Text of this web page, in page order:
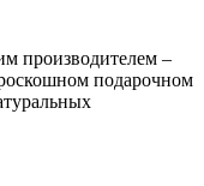
производителем –
подарочном